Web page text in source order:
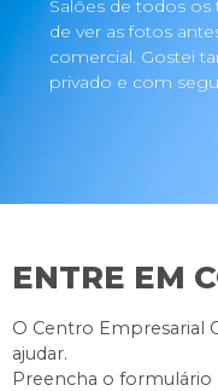
Salões de todos
de ver as fotos
comercial. Gostei
privado e com
ENTRE EM
O Centro Empresarial
ajudar.
Preencha o